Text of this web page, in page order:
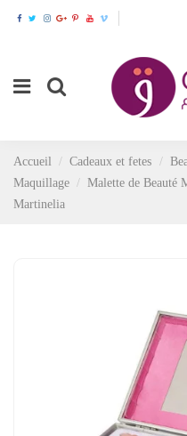
Accueil Cadeaux et fetes
Maquillage
Malette de Beauté
Martinelia